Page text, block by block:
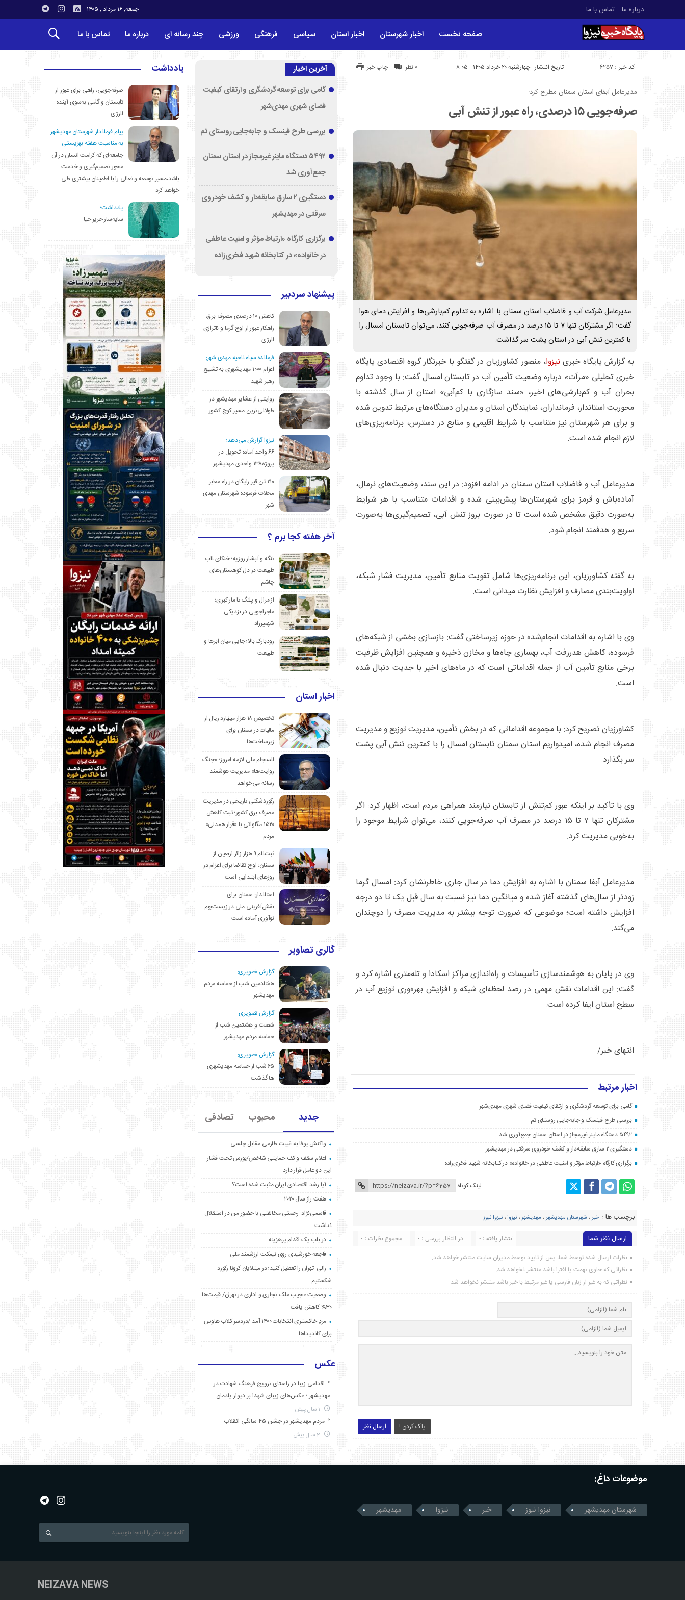
درباره ما تماس با ما جمعه, ۱۶ مرداد , ۱۴۰۵
صفحه نخست اخبار شهرستان اخبار استان سیاسی فرهنگی ورزشی چند رسانه ای درباره ما تماس با ما
تاریخ انتشار : چهارشنبه ۲۰ خرداد ۱۴۰۵ - ۸:۰۵ کد خبر : 6257 چاپ خبر ۰ نظر
مدیرعامل آبفای استان سمنان مطرح کرد:
صرفه‌جویی ۱۵ درصدی، راه عبور از تنش آبی
مدیرعامل شرکت آب و فاضلاب استان سمنان با اشاره به تداوم کم‌بارشی‌ها و افزایش دمای هوا
گفت: اگر مشترکان تنها ۷ تا ۱۵ درصد در مصرف آب صرفه‌جویی کنند، می‌توان تابستان امسال را
با کمترین تنش آبی در استان پشت سر گذاشت.
به گزارش پایگاه خبرینیزوا، منصور کشاورزیان در گفتگو با خبرنگار گروه اقتصادی پایگاه
خبری تحلیلی «مرآت» درباره وضعیت تأمین آب در تابستان امسال گفت: با وجود تداوم
بحران آب و کم‌بارشی‌های اخیر، «سند سازگاری با کم‌آبی» استان از سال گذشته با
محوریت استاندار، فرمانداران، نمایندگان استان و مدیران دستگاه‌های مرتبط تدوین شده
و برای هر شهرستان نیز متناسب با شرایط اقلیمی و منابع در دسترس، برنامه‌ریزی‌های
لازم انجام شده است.
مدیرعامل آب و فاضلاب استان سمنان در ادامه افزود: در این سند، وضعیت‌های نرمال،
آماده‌باش و قرمز برای شهرستان‌ها پیش‌بینی شده و اقدامات متناسب با هر شرایط
به‌صورت دقیق مشخص شده است تا در صورت بروز تنش آبی، تصمیم‌گیری‌ها به‌صورت
سریع و هدفمند انجام شود.
به گفته کشاورزیان، این برنامه‌ریزی‌ها شامل تقویت منابع تأمین، مدیریت فشار شبکه،
اولویت‌بندی مصارف و افزایش نظارت میدانی است.
وی با اشاره به اقدامات انجام‌شده در حوزه زیرساختی گفت: بازسازی بخشی از شبکه‌های
فرسوده، کاهش هدررفت آب، بهسازی چاه‌ها و مخازن ذخیره و همچنین افزایش ظرفیت
برخی منابع تأمین آب از جمله اقداماتی است که در ماه‌های اخیر با جدیت دنبال شده
است.
کشاورزیان تصریح کرد: با مجموعه اقداماتی که در بخش تأمین، مدیریت توزیع و مدیریت
مصرف انجام شده، امیدواریم استان سمنان تابستان امسال را با کمترین تنش آبی پشت
سر بگذارد.
وی با تأکید بر اینکه عبور کم‌تنش از تابستان نیازمند همراهی مردم است، اظهار کرد: اگر
مشترکان تنها ۷ تا ۱۵ درصد در مصرف آب صرفه‌جویی کنند، می‌توان شرایط موجود را
به‌خوبی مدیریت کرد.
مدیرعامل آبفا سمنان با اشاره به افزایش دما در سال جاری خاطرنشان کرد: امسال گرما
زودتر از سال‌های گذشته آغاز شده و میانگین دما نیز نسبت به سال قبل یک تا دو درجه
افزایش داشته است؛ موضوعی که ضرورت توجه بیشتر به مدیریت مصرف را دوچندان
می‌کند.
وی در پایان به هوشمندسازی تأسیسات و راه‌اندازی مراکز اسکادا و تله‌متری اشاره کرد و
گفت: این اقدامات نقش مهمی در رصد لحظه‌ای شبکه و افزایش بهره‌وری توزیع آب در
سطح استان ایفا کرده است.
انتهای خبر/
اخبار مرتبط
گامی برای توسعه گردشگری و ارتقای کیفیت فضای شهری مهدی‌شهر
بررسی طرح فینسک و جابه‌جایی روستای تم
۵۴۹۲ دستگاه ماینر غیرمجاز در استان سمنان جمع‌آوری شد
دستگیری ۲ سارق سابقه‌دار و کشف خودروی سرقتی در مهدیشهر
برگزاری کارگاه «ارتباط مؤثر و امنیت عاطفی در خانواده» در کتابخانه شهید فخری‌زاده
لینک کوتاه
برچسب ها : خبر، شهرستان مهدیشهر، مهدیشهر،نیزوا ،نیزوا نیوز
ارسال نظر شما مجموع نظرات : 0 در انتظار بررسی : 0 انتشار یافته : ۰
نظرات ارسال شده توسط شما، پس از تایید توسط مدیران سایت منتشر خواهد شد.
نظراتی که حاوی تهمت یا افترا باشد منتشر نخواهد شد.
نظراتی که به غیر از زبان فارسی یا غیر مرتبط با خبر باشد منتشر نخواهد شد.
ارسال نظر پاک کردن !
آخرین اخبار
گامی برای توسعه گردشگری و ارتقای کیفیت
فضای شهری مهدی‌شهر
بررسی طرح فینسک و جابه‌جایی روستای تم
۵۴۹۲ دستگاه ماینر غیرمجاز در استان سمنان
جمع‌آوری شد
دستگیری ۲ سارق سابقه‌دار و کشف خودروی
سرقتی در مهدیشهر
برگزاری کارگاه «ارتباط مؤثر و امنیت عاطفی
در خانواده» در کتابخانه شهید فخری‌زاده
پیشنهاد سردبیر
کاهش ۱۰ درصدی مصرف برق،
راهکار عبور از اوج گرما و ناترازی
انرژی
فرمانده سپاه ناحیه مهدی شهر:
اعزام ۱۰۰۰ مهدیشهری به تشییع
رهبر شهید
روایتی از عشایر مهدیشهر در
طولانی‌ترین مسیر کوچ کشور
نیزوا گزارش می‌دهد؛
۶۶ واحد آماده تحویل در
پروژه۱۳۸ واحدی مهدیشهر
۲۱۰ تن قیر رایگان در راه معابر
محلات فرسوده شهرستان مهدی
شهر
آخر هفته کجا برم ؟
تنگه و آبشار روزیه؛ خنکای ناب
طبیعت در دل کوهستان‌های
چاشم
از مرال و پلنگ تا مار کبری؛
ماجراجویی در نزدیکی
شهمیرزاد
رودبارک بالا؛ جایی میان ابرها و
طبیعت
اخبار استان
تخصیص ۱۸ هزار میلیارد ریال از
مالیات در سمنان برای
زیرساخت‌ها
انسجام ملی لازمه امروز؛ «جنگ
روایت‌ها» مدیریت هوشمند
رسانه می‌خواهد
رکوردشکنی تاریخی در مدیریت
مصرف برق کشور؛ ثبت کاهش
۱۵۲۰ مگاواتی با «قرار همدلی»
مردم
ثبت‌نام ۹ هزار زائر اربعین از
سمنان؛ اوج تقاضا برای اعزام در
روزهای ابتدایی است
استاندار: سمنان برای
نقش‌آفرینی ملی در زیست‌بوم
نوآوری آماده است
گالری تصاویر
گزارش تصویری:
هفتادمین شب از حماسه مردم
مهدیشهر
گزارش تصویری:
شصت و هشتمین شب از
حماسه مردم مهدیشهر
گزارش تصویری:
۶۵ شب از حماسه مهدیشهری
ها گذشت
جدید محبوب تصادفی
واکنش یوفا به غیبت طارمی مقابل چلسی
اعلام سقف و کف حمایتی شاخص/بورس تحت فشار
این دو عامل قرار دارد
آیا رشد اقتصادی ایران مثبت شده است؟
هفت راز سال ۲۰۲۰
قاسمی‌نژاد: رحمتی مخالفتی با حضور من در استقلال
نداشت
در باب یک اقدام پرهزینه
فاجعه خورشیدی روی نیمکت ارزشمند ملی
زالی: تهران را تعطیل کنید؛ در مبتلایان کرونا رکورد
شکستیم
وضعیت عجیب ملک تجاری و اداری در تهران/ قیمت‌ها
۳۰% کاهش یافت
مردِ خاکستری انتخابات ۱۴۰۰ آمد /دردسر کلاب هاوس
برای کاندیداها
عکس
اقدامی زیبا در راستای ترویج فرهنگ شهادت در
مهدیشهر ؛ عکس‌های زیبای شهدا بر دیوار یادمان
مردم مهدیشهر در جشن ۴۵ سالگیِ انقلاب
یادداشت
صرفه‌جویی، راهی برای عبور از
تابستان و گامی به‌سوی آینده
انرژی
پیام فرماندار شهرستان مهدیشهر
به مناسبت هفته بهزیستی:
جامعه‌ای که کرامت انسان در آن
محور تصمیم‌گیری و خدمت
باشد،مسیر توسعه و تعالی را با اطمینان بیشتری طی
خواهد کرد.
یادداشت؛
سایه‌سار حریر حیا
موضوعات داغ:
شهرستان مهدیشهر نیزوا نیوز خبر نیزوا مهدیشهر
NEIZAVA NEWS